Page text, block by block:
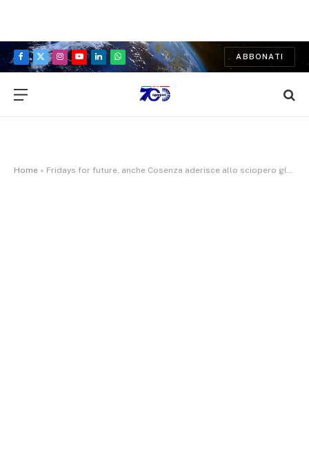
Facebook
X
Instagram
YouTubeLinkedInWhatsApp
ABBONATI
Home » Fridays for future, anche Cosenza aderisce allo sciopero globale per il clima